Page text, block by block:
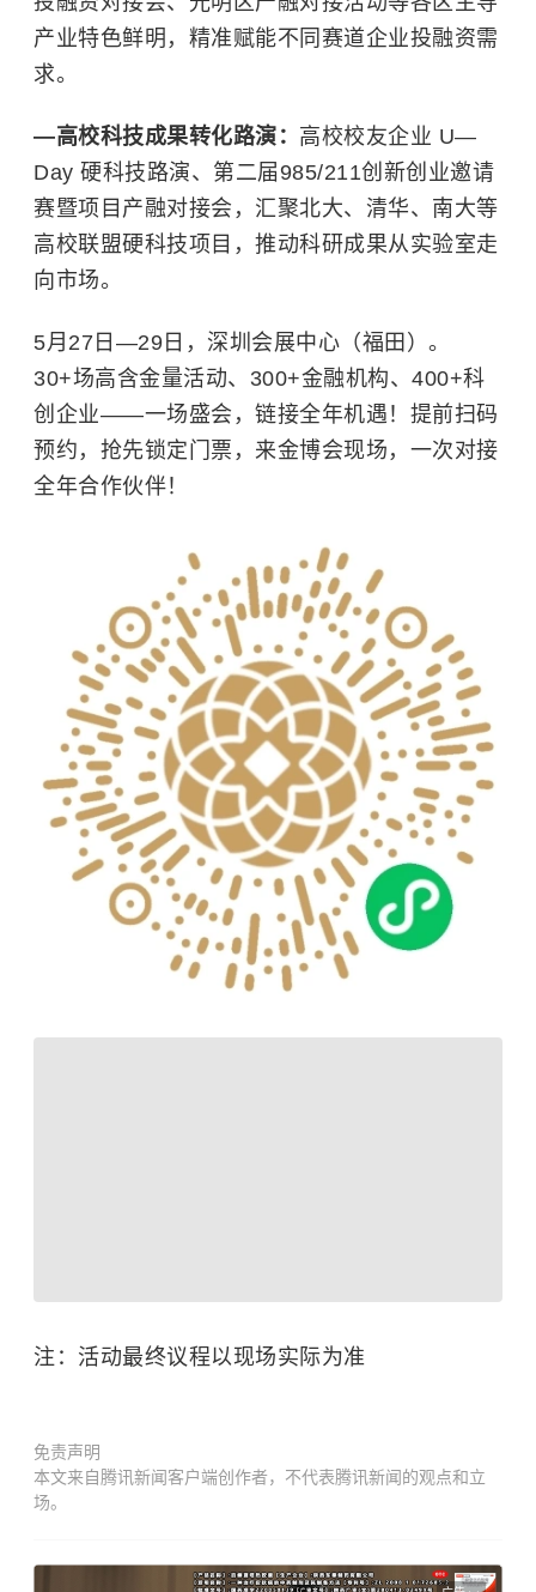
产业特色鲜明，精准赋能不同赛道企业投融资需
求。
—高校科技成果转化路演： 高校校友企业 U—
Day 硬科技路演、第二届985/211创新创业邀请
赛暨项目产融对接会，汇聚北大、清华、南大等
高校联盟硬科技项目，推动科研成果从实验室走
向市场。
5月27日—29日，深圳会展中心（福田）。
30+场高含金量活动、300+金融机构、400+科
创企业——一场盛会，链接全年机遇！提前扫码
预约，抢先锁定门票，来金博会现场，一次对接
全年合作伙伴！
注：活动最终议程以现场实际为准
免责声明
本文来自腾讯新闻客户端创作者，不代表腾讯新闻的观点和立
场。